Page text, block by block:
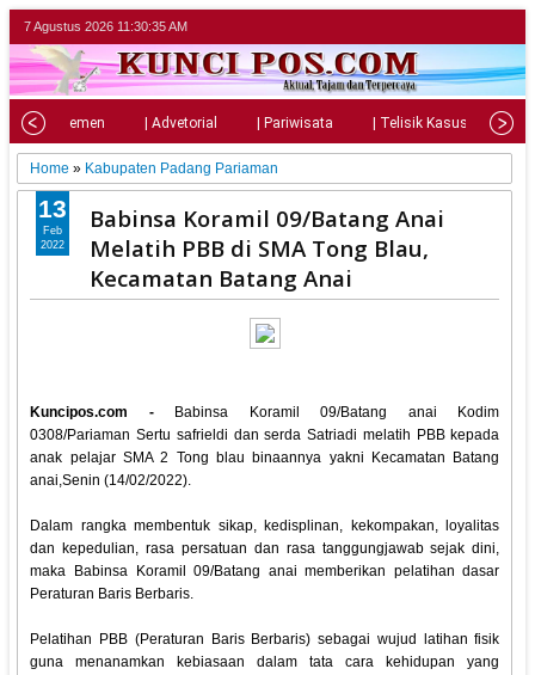
7 Agustus 2026 11:30:37 AM
| Parlemen | Advetorial | Pariwisata | Telisik Kasus |
Home » Kabupaten Padang Pariaman
Babinsa Koramil 09/Batang Anai
Melatih PBB di SMA Tong Blau,
Kecamatan Batang Anai
Kuncipos.com -Babinsa Koramil 09/Batang anai Kodim
0308/Pariaman Sertu safrieldi dan serda Satriadi melatih PBB kepada
anak pelajar SMA 2 Tong blau binaannya yakni Kecamatan Batang
anai,Senin (14/02/2022).
Dalam rangka membentuk sikap, kedisplinan, kekompakan, loyalitas
dan kepedulian, rasa persatuan dan rasa tanggungjawab sejak dini,
maka Babinsa Koramil 09/Batang anai memberikan pelatihan dasar
Peraturan Baris Berbaris.
Pelatihan PBB (Peraturan Baris Berbaris) sebagai wujud latihan fisik
guna menanamkan kebiasaan dalam tata cara kehidupan yang
13
Feb
2022